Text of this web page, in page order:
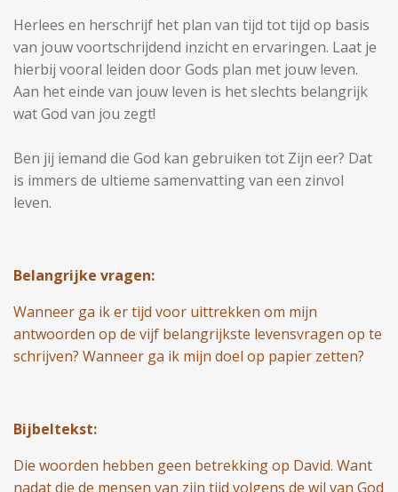
Herlees en herschrijf het plan van tijd tot tijd op basis
van jouw voortschrijdend inzicht en ervaringen. Laat je
hierbij vooral leiden door Gods plan met jouw leven.
Aan het einde van jouw leven is het slechts belangrijk
wat God van jou zegt!
Ben jij iemand die God kan gebruiken tot Zijn eer? Dat
is immers de ultieme samenvatting van een zinvol
leven.
Belangrijke vragen:
Wanneer ga ik er tijd voor uittrekken om mijn
antwoorden op de vijf belangrijkste levensvragen op te
schrijven? Wanneer ga ik mijn doel op papier zetten?
Bijbeltekst:
Die woorden hebben geen betrekking op David. Want
nadat die de mensen van zijn tijd volgens de wil van God